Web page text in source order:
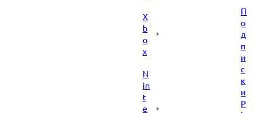
X
b
o
x
N
in
t
e
П
о
д
п
и
с
к
и
P